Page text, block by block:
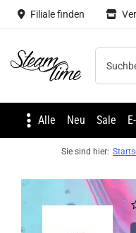
Filiale finden
Steam time
Alle Neu Sale
Sie sind hier: